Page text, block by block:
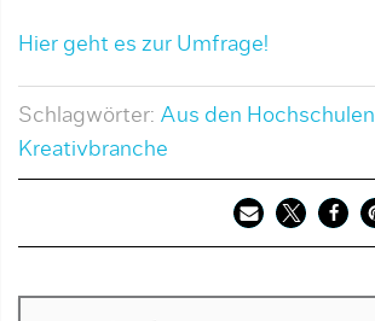
Hier geht es zur Umfrage!
Schlagwörter: Aus den Hochschulen
Kreativbranche